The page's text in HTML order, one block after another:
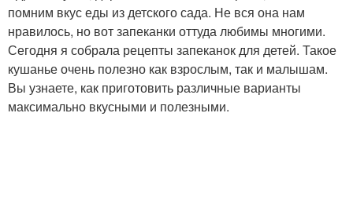
Полезные запеканки Рисовая запеканка
помним вкус еды из детского сада. Не вся она нам
нравилось, но вот запеканки оттуда любимы многими.
Сегодня я собрала рецепты запеканок для детей. Такое
кушанье очень полезно как взрослым, так и малышам.
Вы узнаете, как приготовить различные варианты
максимально вкусными и полезными.